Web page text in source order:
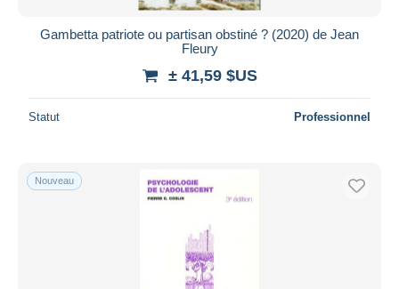
Gambetta patriote ou partisan obstiné ? (2020) de Jean
Fleury
± 41,59 $US
Statut Professionnel
Nouveau